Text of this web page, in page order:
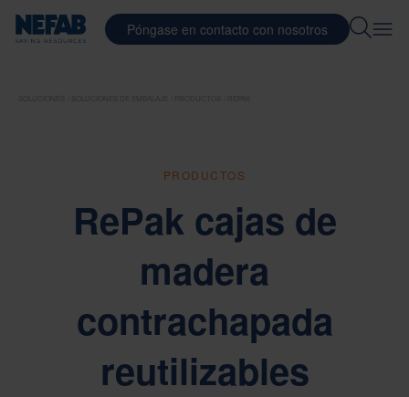
Póngase en contacto con nosotros
SOLUCIONES DE EMBALAJE REPAK
PRODUCTOS
RePak cajas de
madera
contrachapada
reutilizables